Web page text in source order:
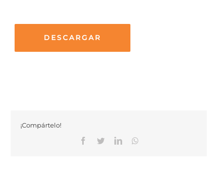
DESCARGAR
¡Compártelo!
Facebook
TwitterLinkedinWhatsapp